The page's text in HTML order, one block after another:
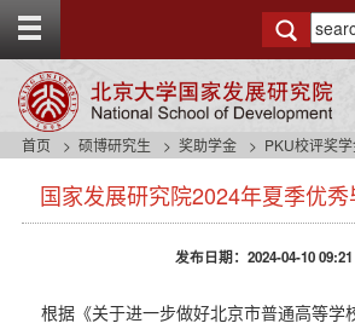
g
t
首页 硕博研究生 奖助学金 PKU校评奖
国家发展研究院2024年夏季优
发布日期：2024-04-10 09:21
根据《关于进一步做好北京市普通高等学